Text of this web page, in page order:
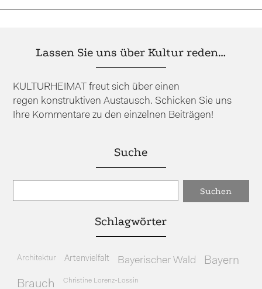
Lassen Sie uns über Kultur reden…
KULTURHEIMAT freut sich über einen
regen konstruktiven Austausch. Schicken Sie uns
Ihre Kommentare zu den einzelnen Beiträgen!
Suche
Schlagwörter
Architektur Artenvielfalt Bayerischer Wald Bayern
Brauch Christine Lorenz-Lossin